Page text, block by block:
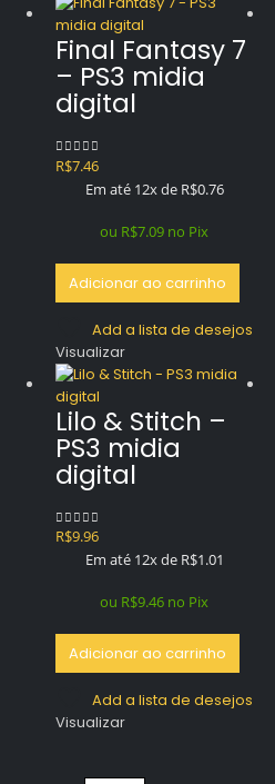
Final Fantasy 7
– PS3 midia
digital
0out of 5
R$7.46
Em até 12x de R$0.76
ou R$7.09 no Pix
Adicionar ao carrinho
Add a lista de desejos
Visualizar
Lilo & Stitch –
PS3 midia
digital
0out of 5
R$9.96
Em até 12x de R$1.01
ou R$9.46 no Pix
Adicionar ao carrinho
Add a lista de desejos
Visualizar